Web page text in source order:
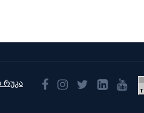
რუკა